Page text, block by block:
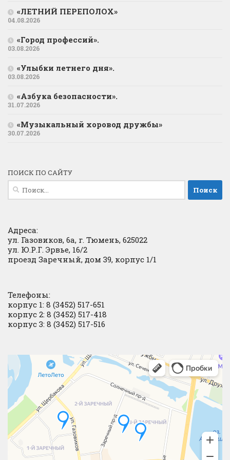
«ЛЕТНИЙ ПЕРЕПОЛОХ»
04.08.2026
«Город профессий».
03.08.2026
«Улыбки летнего дня».
03.08.2026
«Азбука безопасности».
31.07.2026
«Музыкальный хоровод дружбы»
30.07.2026
ПОИСК ПО САЙТУ
Найти:
Адреса:
ул. Газовиков, 6а, г. Тюмень, 625022
ул. Ю.Р.Г. Эрвье, 16/2
проезд Заречный, дом 39, корпус 1/1
Телефоны:
корпус 1: 8 (3452) 517-651
корпус 2: 8 (3452) 517-418
корпус 3: 8 (3452) 517-516